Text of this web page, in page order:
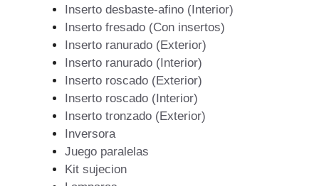
Inserto desbaste-afino (Interior)
Inserto fresado (Con insertos)
Inserto ranurado (Exterior)
Inserto ranurado (Interior)
Inserto roscado (Exterior)
Inserto roscado (Interior)
Inserto tronzado (Exterior)
Inversora
Juego paralelas
Kit sujecion